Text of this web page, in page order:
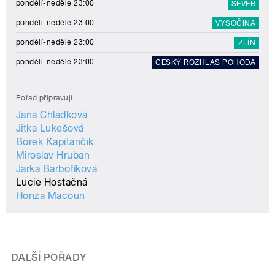
pondělí-neděle 23:00 SEVER
pondělí-neděle 23:00 VYSOČINA
pondělí-neděle 23:00 ZLÍN
pondělí-neděle 23:00 ČESKÝ ROZHLAS POHODA
Pořad připravují
Jana Chládková
Jitka Lukešová
Borek Kapitančik
Miroslav Hruban
Jarka Barboříková
Lucie Hostačná
Honza Macoun
DALŠÍ POŘADY